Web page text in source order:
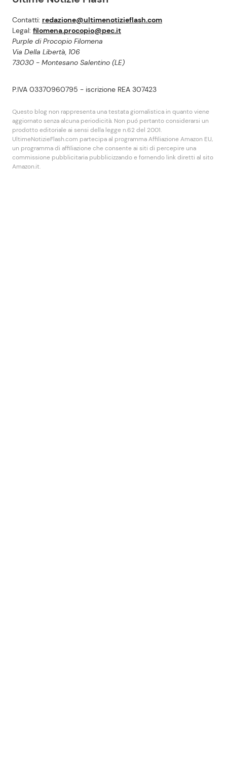
Contatti: redazione@ultimenotizieflash.com
Legal: filomena.procopio@pec.it
Purple di Procopio Filomena
Via Della Libertà, 106
73030 - Montesano Salentino (LE)
P.IVA 03370960795 - iscrizione REA 307423
Questo blog non rappresenta una testata giornalistica in quanto viene
aggiornato senza alcuna periodicità. Non puó pertanto considerarsi un
prodotto editoriale ai sensi della legge n.62 del 2001.
UltimeNotizieFlash.com partecipa al programma Affiliazione Amazon EU,
un programma di affiliazione che consente ai siti di percepire una
commissione pubblicitaria pubblicizzando e fornendo link diretti al sito
Amazon.it.